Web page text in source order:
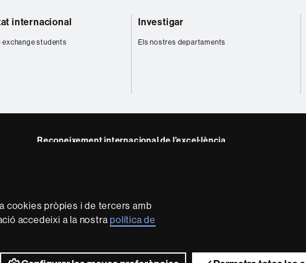
cookies pròpies i de tercers amb
accedeixi a la nostrapolítica de
internacional
exchange students
Investigar
Els nostres departaments
Reconeixement internacional de l'excel·lència
Sobre el web Accessibilitat web
2026 Universitat Autònoma de Barcelona